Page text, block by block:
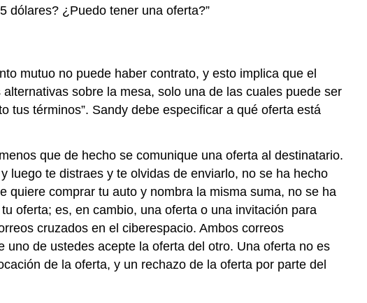
dólares? ¿Puedo tener una oferta?”
mutuo no puede haber contrato, y esto implica que el
sobre la mesa, solo una de las cuales puede ser
tus términos”. Sandy debe especificar a qué oferta está
que de hecho se comunique una oferta al destinatario.
luego te distraes y te olvidas de enviarlo, no se ha hecho
quiere comprar tu auto y nombra la misma suma, no se ha
oferta; es, en cambio, una oferta o una invitación para
cruzados en el ciberespacio. Ambos correos
de ustedes acepte la oferta del otro. Una oferta no es
de la oferta, y un rechazo de la oferta por parte del